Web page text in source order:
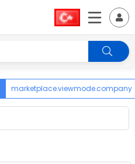
marketplace.viewmode.company